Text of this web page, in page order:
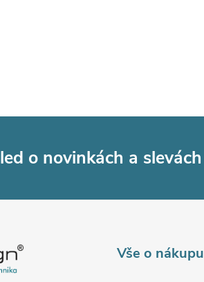
o novinkách a slevách
Vše o nákupu